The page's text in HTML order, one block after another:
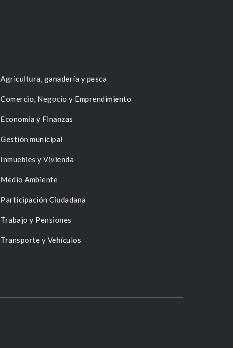
Agricultura, ganadería y pesca
Comercio, Negocio y Emprendimiento
Economía y Finanzas
Gestión municipal
Inmuebles y Vivienda
Medio Ambiente
Participación Ciudadana
Trabajo y Pensiones
Transporte y Vehículos